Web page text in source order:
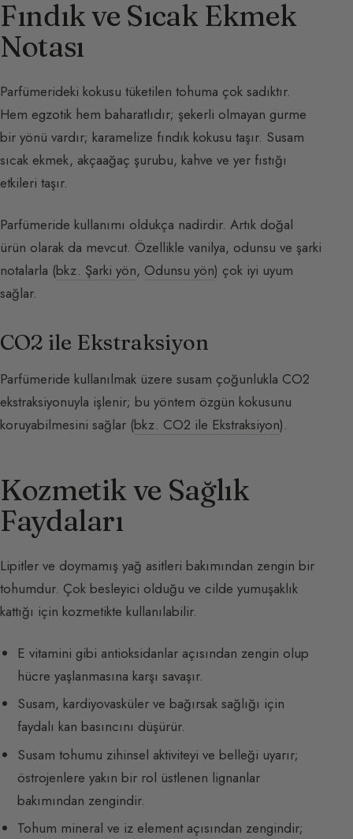
Fındık ve Sıcak Ekmek
Notası
Parfümerideki kokusu tüketilen tohuma çok sadıktır.
Hem egzotik hem baharatlıdır; şekerli olmayan gurme
bir yönü vardır; karamelize fındık kokusu taşır. Susam
sıcak ekmek, akçaağaç şurubu, kahve ve yer fıstığı
etkileri taşır.
Parfümeride kullanımı oldukça nadirdir. Artık doğal
ürün olarak da mevcut. Özellikle vanilya, odunsu ve şarki
notalarla (bkz. Şarki yön, Odunsu yön) çok iyi uyum
sağlar.
CO2 ile Ekstraksiyon
Parfümeride kullanılmak üzere susam çoğunlukla CO2
ekstraksiyonuyla işlenir; bu yöntem özgün kokusunu
koruyabilmesini sağlar (bkz. CO2 ile Ekstraksiyon).
Kozmetik ve Sağlık
Faydaları
Lipitler ve doymamış yağ asitleri bakımından zengin bir
tohumdur. Çok besleyici olduğu ve cilde yumuşaklık
kattığı için kozmetikte kullanılabilir.
E vitamini gibi antioksidanlar açısından zengin olup
hücre yaşlanmasına karşı savaşır.
Susam, kardiyovasküler ve bağırsak sağlığı için
faydalı kan basıncını düşürür.
Susam tohumu zihinsel aktiviteyi ve belleği uyarır;
östrojenlere yakın bir rol üstlenen lignanlar
bakımından zengindir.
Tohum mineral ve iz element açısından zengindir;